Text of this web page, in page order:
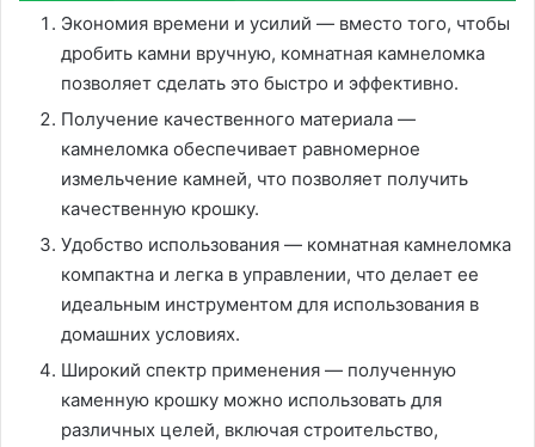
Экономия времени и усилий — вместо того, чтобы
дробить камни вручную, комнатная камнеломка
позволяет сделать это быстро и эффективно.
Получение качественного материала —
камнеломка обеспечивает равномерное
измельчение камней, что позволяет получить
качественную крошку.
Удобство использования — комнатная камнеломка
компактна и легка в управлении, что делает ее
идеальным инструментом для использования в
домашних условиях.
Широкий спектр применения — полученную
каменную крошку можно использовать для
различных целей, включая строительство,